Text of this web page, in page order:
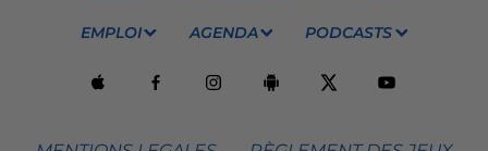
EMPLOI AGENDA PODCASTS